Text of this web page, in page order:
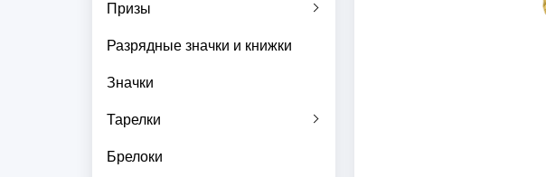
Призы
Разрядные значки и книжки
Значки
Тарелки
Брелоки